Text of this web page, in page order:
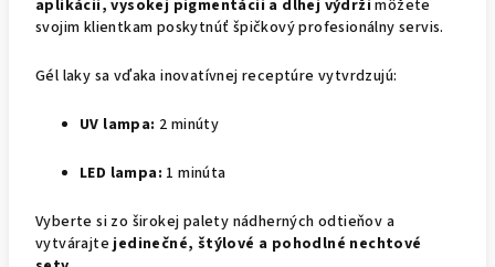
aplikácii, vysokej pigmentácii a dlhej výdrži môžete
svojim klientkam poskytnúť špičkový profesionálny servis.
Gél laky sa vďaka inovatívnej receptúre vytvrdzujú:
UV lampa: 2 minúty
LED lampa: 1 minúta
Vyberte si zo širokej palety nádherných odtieňov a
vytvárajtejedinečné, štýlové a pohodlné nechtové